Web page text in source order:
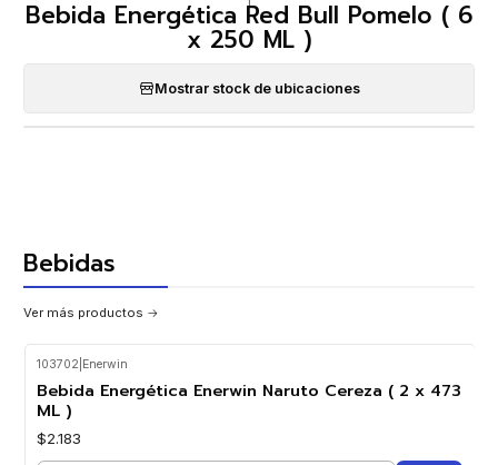
Bebida Energética Red Bull Pomelo ( 6
x 250 ML )
Mostrar stock de ubicaciones
Bebidas
Ver más productos
103702 Enerwin
Bebida Energética Enerwin Naruto Cereza ( 2 x 473
ML )
$2.183